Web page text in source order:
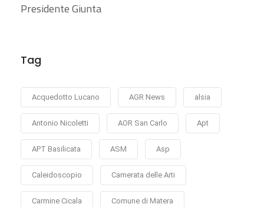
Presidente Giunta
Tag
Acquedotto Lucano AGR News alsia
Antonio Nicoletti AOR San Carlo Apt
APT Basilicata ASM Asp
Caleidoscopio Camerata delle Arti
Carmine Cicala Comune di Matera